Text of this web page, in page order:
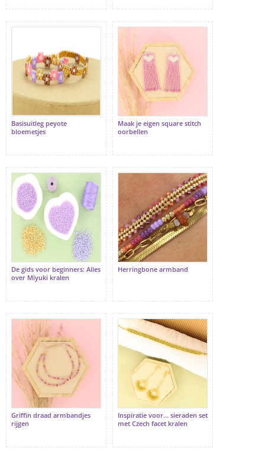
Basisuitleg peyote
bloemetjes
Maak je eigen square stitch
oorbellen
De gids voor beginners: Alles
over Miyuki kralen
Herringbone armband
Griffin draad armbandjes
rijgen
Inspiratie voor... sieraden set
met Czech facet kralen